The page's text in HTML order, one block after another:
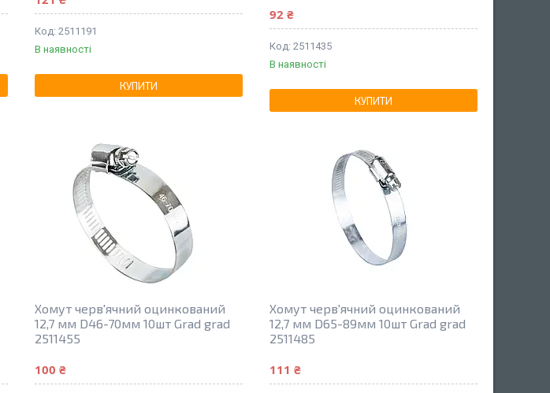
2511191
В наявності
КУПИТИ
92 ₴
2511435
В наявності
КУПИТИ
Хомут черв'ячний оцинкований
12,7 мм D46-70мм 10шт Grad grad
2511455
100 ₴
Хомут черв'ячний оцинкований
12,7 мм D65-89мм 10шт Grad grad
2511485
111 ₴